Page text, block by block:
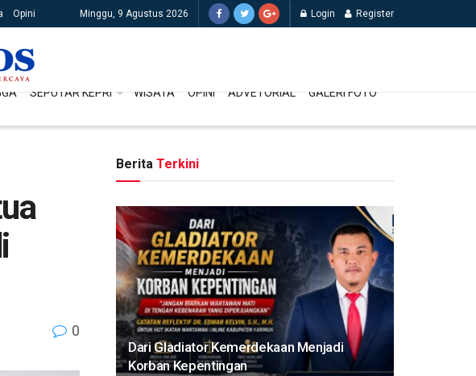
Opini Minggu, 9 Agustus 2026 Login Register
SEPUTAR KEPRI WISATA OPINI ADVETORIAL GALERI FOTO
0
Berita Terkini
Dari Gladiator Kemerdekaan Menjadi
Korban Kepentingan